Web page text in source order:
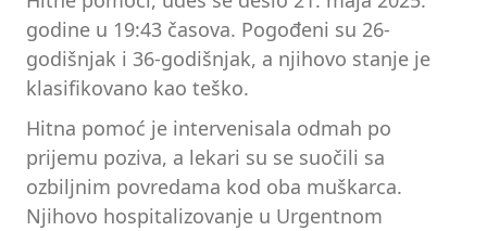
godine u 19:43 časova. Pogođeni su 26-
godišnjak i 36-godišnjak, a njihovo stanje je
klasifikovano kao teško.
Hitna pomoć je intervenisala odmah po
prijemu poziva, a lekari su se suočili sa
ozbiljnim povredama kod oba muškarca.
Njihovo hospitalizovanje u Urgentnom